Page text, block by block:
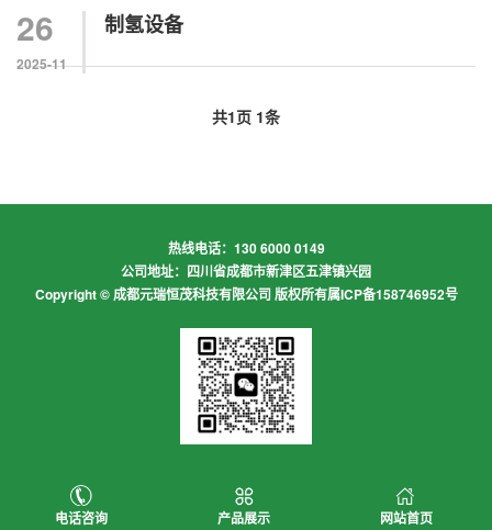
26
2025-11
制氢设备
共1页 1条
热线电话：130 6000 0149
公司地址：四川省成都市新津区五津镇兴园
Copyright © 成都元瑞恒茂科技有限公司 版权所有属ICP备158746952号
电话咨询 产品展示 网站首页